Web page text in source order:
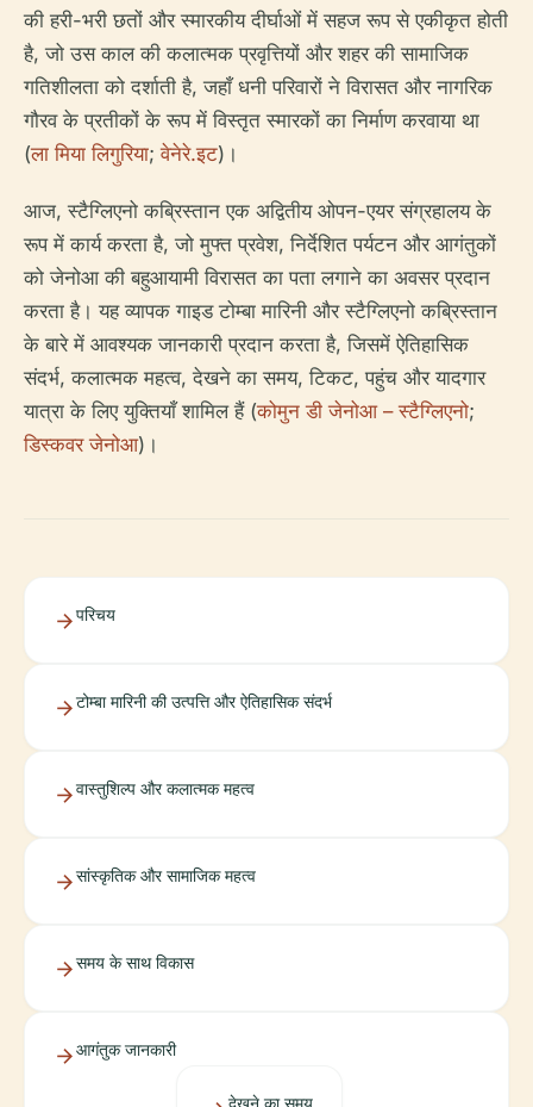
की हरी-भरी छतों और स्मारकीय दीर्घाओं में सहज रूप से एकीकृत होती
है, जो उस काल की कलात्मक प्रवृत्तियों और शहर की सामाजिक
गतिशीलता को दर्शाती है, जहाँ धनी परिवारों ने विरासत और नागरिक
गौरव के प्रतीकों के रूप में विस्तृत स्मारकों का निर्माण करवाया था
(ला मिया लिगुरिया;वेनेरे.इट)।
आज, स्टैग्लिएनो कब्रिस्तान एक अद्वितीय ओपन-एयर संग्रहालय के
रूप में कार्य करता है, जो मुफ्त प्रवेश, निर्देशित पर्यटन और आगंतुकों
को जेनोआ की बहुआयामी विरासत का पता लगाने का अवसर प्रदान
करता है। यह व्यापक गाइड टोम्बा मारिनी और स्टैग्लिएनो कब्रिस्तान
के बारे में आवश्यक जानकारी प्रदान करता है, जिसमें ऐतिहासिक
संदर्भ, कलात्मक महत्व, देखने का समय, टिकट, पहुंच और यादगार
यात्रा के लिए युक्तियाँ शामिल हैं (कोमुन डी जेनोआ – स्टैग्लिएनो;
डिस्कवर जेनोआ)।
परिचय
टोम्बा मारिनी की उत्पत्ति और ऐतिहासिक संदर्भ
वास्तुशिल्प और कलात्मक महत्व
सांस्कृतिक और सामाजिक महत्व
समय के साथ विकास
आगंतुक जानकारी
देखने का समय